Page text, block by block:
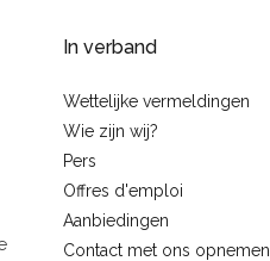
In verband
Wettelijke vermeldingen
Wie zijn wij?
Pers
Offres d'emploi
Aanbiedingen
Contact met ons opnemen